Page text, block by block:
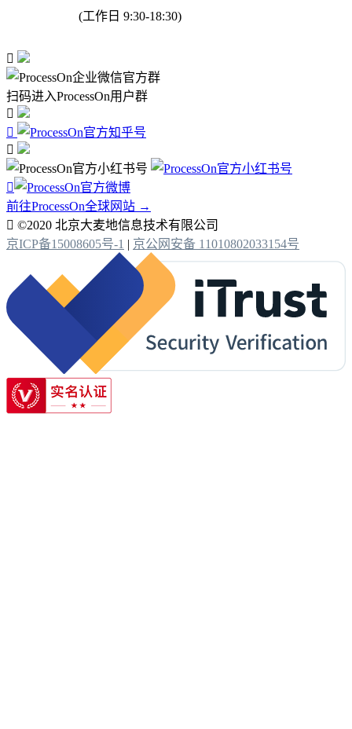
(工作日 9:30-18:30)

扫码进入ProcessOn用户群




前往ProcessOn全球网站 →
 ©2020 北京大麦地信息技术有限公司
京ICP备15008605号-1 | 京公网安备 11010802033154号